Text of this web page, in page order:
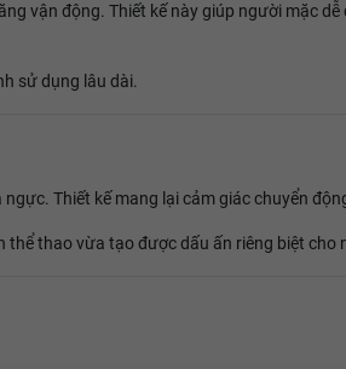
vận động. Thiết kế này giúp người mặc
sử dụng lâu dài.
Thiết kế mang lại cảm giác chuyển
thể thao vừa tạo được dấu ấn riêng biệt cho